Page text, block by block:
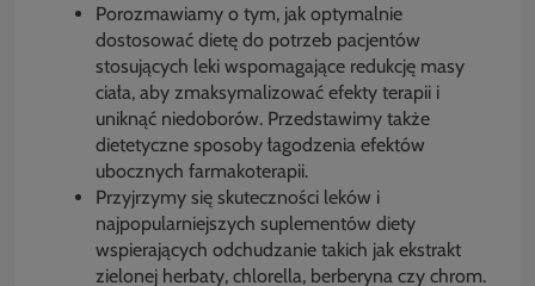
Porozmawiamy o tym, jak optymalnie
dostosować dietę do potrzeb pacjentów
stosujących leki wspomagające redukcję masy
ciała, aby zmaksymalizować efekty terapii i
uniknąć niedoborów. Przedstawimy także
dietetyczne sposoby łagodzenia efektów
ubocznych farmakoterapii.
Przyjrzymy się skuteczności leków i
najpopularniejszych suplementów diety
wspierających odchudzanie takich jak ekstrakt
zielonej herbaty, chlorella, berberyna czy chrom.